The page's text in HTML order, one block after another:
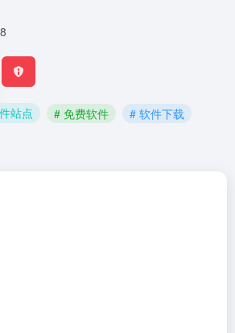
站点 # 免费软件
# 软件下载